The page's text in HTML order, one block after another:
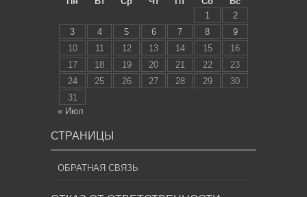
1
2
3
4 5 6 7 8
9
10
11 12 13 14 15
16
17
18 19 20 21 22
23
24
25 26 27 28 29
30
31
« Июл
СТРАНИЦЫ
ОБРАТНАЯ СВЯЗЬ